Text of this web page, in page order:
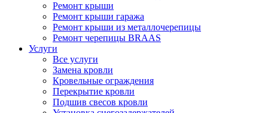
Ремонт крыши
Ремонт крыши гаража
Ремонт крыши из металлочерепицы
Ремонт черепицы BRAAS
Услуги
Все услуги
Замена кровли
Кровельные ограждения
Перекрытие кровли
Подшив свесов кровли